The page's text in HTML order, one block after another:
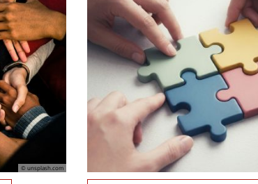
© unsplash.com